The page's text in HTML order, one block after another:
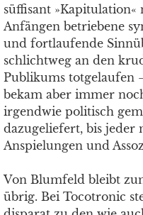
süffisant »Kapitulation«
Anfängen betriebene
und fortlaufende
schlichtweg an den
Publikums totgelaufen
bekam aber immer
irgendwie politisch
dazugeliefert, bis jeder
Anspielungen und
Von Blumfeld bleibt
übrig. Bei Tocotronic